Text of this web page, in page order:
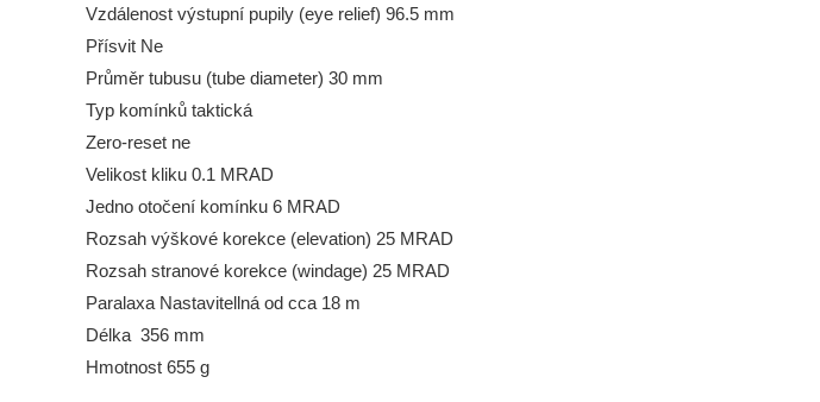
Vzdálenost výstupní pupily (eye relief) 96.5 mm
Přísvit Ne
Průměr tubusu (tube diameter) 30 mm
Typ komínků taktická
Zero-reset ne
Velikost kliku 0.1 MRAD
Jedno otočení komínku 6 MRAD
Rozsah výškové korekce (elevation) 25 MRAD
Rozsah stranové korekce (windage) 25 MRAD
Paralaxa Nastavitellná od cca 18 m
Délka 356 mm
Hmotnost 655 g